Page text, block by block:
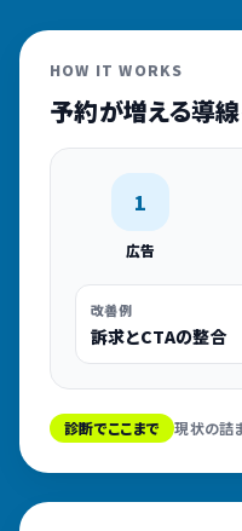
HOW IT WORKS
予約が増える導
1
広告
改善例
訴求とCTAの整合
診断でここまで 現状の詰